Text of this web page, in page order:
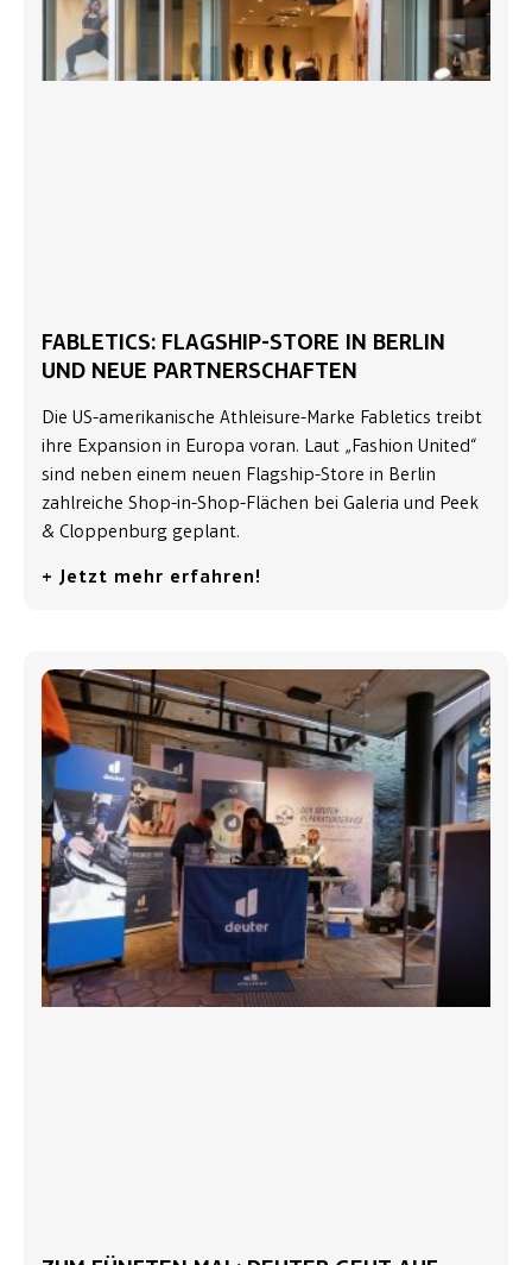
FABLETICS: FLAGSHIP-STORE IN BERLIN
UND NEUE PARTNERSCHAFTEN
Die US-amerikanische Athleisure-Marke Fabletics treibt
ihre Expansion in Europa voran. Laut „Fashion United“
sind neben einem neuen Flagship-Store in Berlin
zahlreiche Shop-in-Shop-Flächen bei Galeria und Peek
& Cloppenburg geplant.
+ Jetzt mehr erfahren!